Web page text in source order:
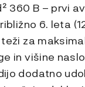
360 B – prvi
6. leta
za
in višine
dodatno